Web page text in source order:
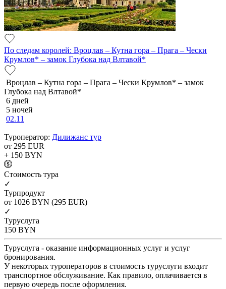
По следам королей: Вроцлав – Кутна гора – Прага – Чески
Крумлов* – замок Глубока над Влтавой*
Вроцлав – Кутна гора – Прага – Чески Крумлов* – замок
Глубока над Влтавой*
6 дней
5 ночей
02.11
Туроператор: Дилижанс тур
от 295 EUR
+ 150 BYN
Cтоимость тура
✓
Турпродукт
от 1026 BYN (295 EUR)
✓
Туруслуга
150 BYN
Туруслуга - оказание информационных услуг и услуг
бронирования.
У некоторых туроператоров в стоимость туруслуги входит
транспортное обслуживание. Как правило, оплачивается в
первую очередь после оформления.